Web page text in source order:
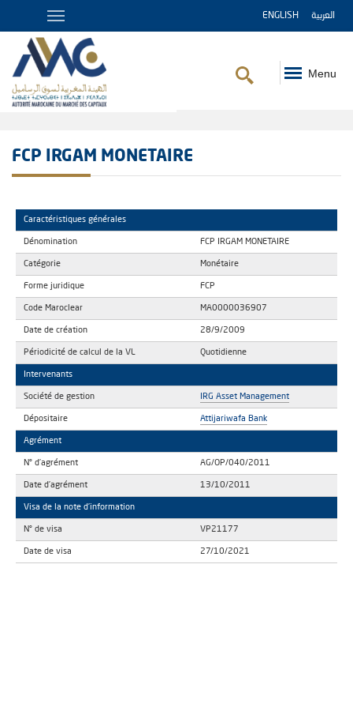
ENGLISH العربية
Menu
FCP IRGAM MONETAIRE
Caractéristiques générales
Dénomination FCP IRGAM MONETAIRE
Catégorie Monétaire
Forme juridique FCP
Code Maroclear MA0000036907
Date de création 28/9/2009
Périodicité de calcul de la VL Quotidienne
Intervenants
Société de gestion IRG Asset Management
Dépositaire Attijariwafa Bank
Agrément
N° d’agrément AG/OP/040/2011
Date d’agrément 13/10/2011
Visa de la note d’information
N° de visa VP21177
Date de visa 27/10/2021